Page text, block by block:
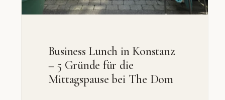
Business Lunch in Konstanz
– 5 Gründe für die
Mittagspause bei The Dom